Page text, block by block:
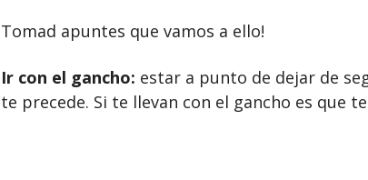
Tomad apuntes que vamos a ello!
Ir con el gancho: estar a punto de dejar de
te precede. Si te llevan con el gancho es que